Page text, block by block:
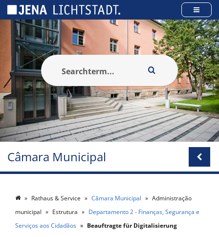
Câmara Municipal
Rathaus & Service Câmara Municipal
Administração
municipal
Estrutura
Departamento 2 - Finanças, Segurança e
Serviços aos Cidadãos
Beauftragte für Digitalisierung
Cookies management panel